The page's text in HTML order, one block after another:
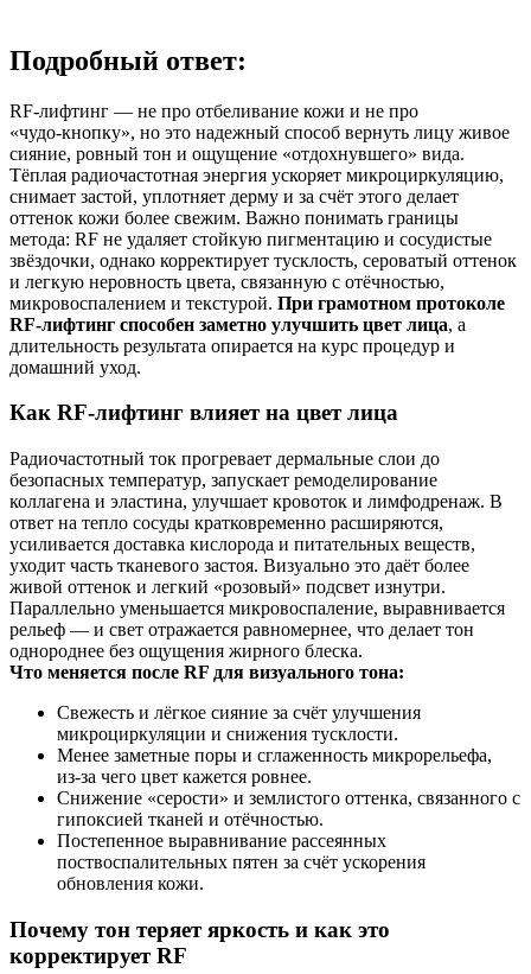
Подробный ответ:
RF‑лифтинг — не про отбеливание кожи и не про
«чудо‑кнопку», но это надежный способ вернуть лицу живое
сияние, ровный тон и ощущение «отдохнувшего» вида.
Тёплая радиочастотная энергия ускоряет микроциркуляцию,
снимает застой, уплотняет дерму и за счёт этого делает
оттенок кожи более свежим. Важно понимать границы
метода: RF не удаляет стойкую пигментацию и сосудистые
звёздочки, однако корректирует тусклость, сероватый оттенок
и легкую неровность цвета, связанную с отёчностью,
микровоспалением и текстурой. При грамотном протоколе
RF‑лифтинг способен заметно улучшить цвет лица, а
длительность результата опирается на курс процедур и
домашний уход.
Как RF‑лифтинг влияет на цвет лица
Радиочастотный ток прогревает дермальные слои до
безопасных температур, запускает ремоделирование
коллагена и эластина, улучшает кровоток и лимфодренаж. В
ответ на тепло сосуды кратковременно расширяются,
усиливается доставка кислорода и питательных веществ,
уходит часть тканевого застоя. Визуально это даёт более
живой оттенок и легкий «розовый» подсвет изнутри.
Параллельно уменьшается микровоспаление, выравнивается
рельеф — и свет отражается равномернее, что делает тон
однороднее без ощущения жирного блеска.
Что меняется после RF для визуального тона:
Свежесть и лёгкое сияние за счёт улучшения
микроциркуляции и снижения тусклости.
Менее заметные поры и сглаженность микрорельефа,
из‑за чего цвет кажется ровнее.
Снижение «серости» и землистого оттенка, связанного с
гипоксией тканей и отёчностью.
Постепенное выравнивание рассеянных
поствоспалительных пятен за счёт ускорения
обновления кожи.
Почему тон теряет яркость и как это
корректирует RF